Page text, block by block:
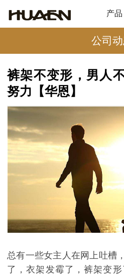
产品
公司
裤架不变形，男人
努力【华恩】
总有一些女主人在网上吐槽
了，衣架发霉了，裤架变形